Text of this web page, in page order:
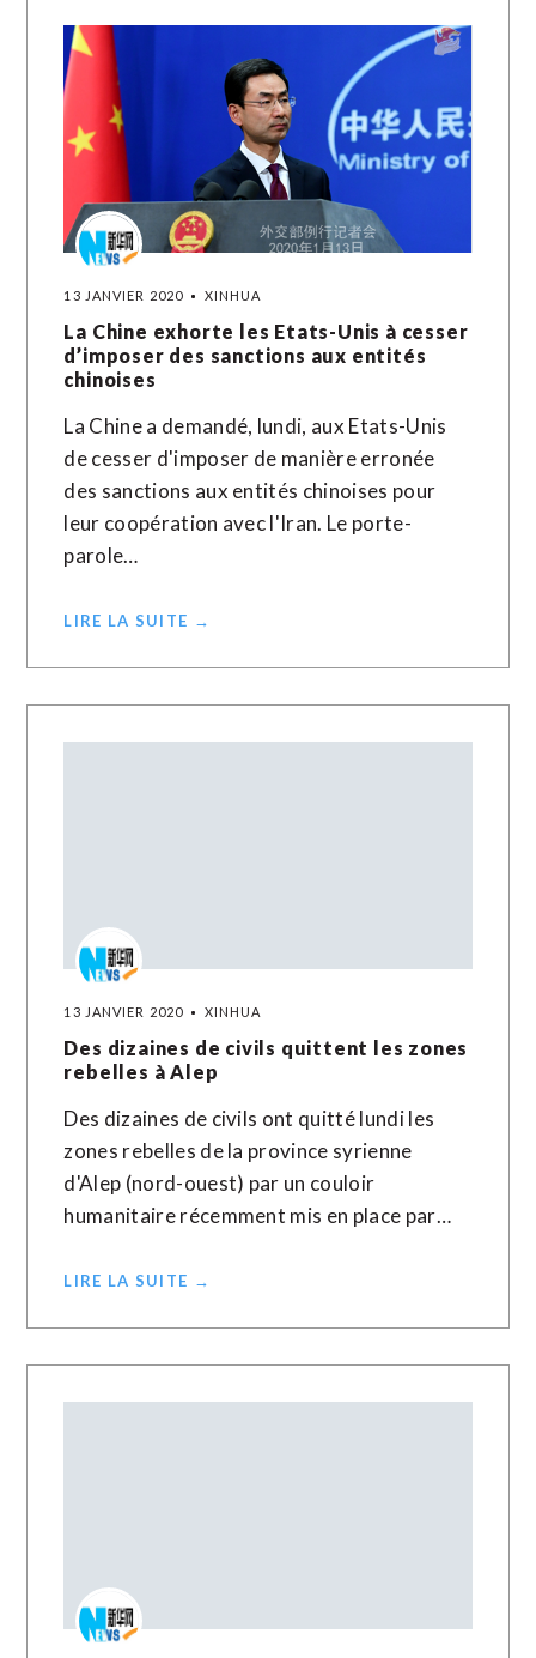
13 JANVIER 2020 XINHUA
La Chine exhorte les Etats-Unis à cesser
d’imposer des sanctions aux entités
chinoises
La Chine a demandé, lundi, aux Etats-Unis
de cesser d'imposer de manière erronée
des sanctions aux entités chinoises pour
leur coopération avec l'Iran. Le porte-
parole…
LIRE LA SUITE →
13 JANVIER 2020 XINHUA
Des dizaines de civils quittent les zones
rebelles à Alep
Des dizaines de civils ont quitté lundi les
zones rebelles de la province syrienne
d'Alep (nord-ouest) par un couloir
humanitaire récemment mis en place par…
LIRE LA SUITE →